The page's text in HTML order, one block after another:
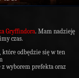
Gryffindora. Mam nadzieję
czas.
, które odbędzie się w ten
wyborem prefekta oraz